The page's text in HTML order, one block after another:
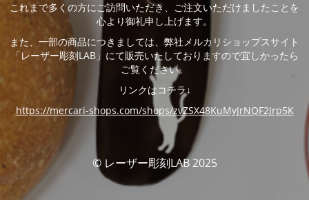
これまで多くの方にご訪問いただき、ご注文いただけましたことを
心より御礼申し上げます。
また、一部の商品につきましては、弊社メルカリショップスサイト
「レーザー彫刻LAB」にて販売いたしておりますので宜しかったら
ご覧ください。
リンクはコチラ↓
https://mercari-shops.com/shops/zvZSX48KuMyJrNQF2Jrp5K
© レーザー彫刻LAB 2025